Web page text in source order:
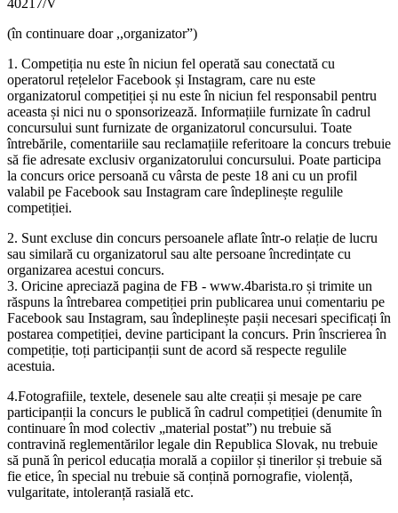
(în continuare doar ,,organizator”)
1. Competiția nu este în niciun fel operată sau conectată cu
operatorul rețelelor Facebook și Instagram, care nu este
organizatorul competiției și nu este în niciun fel responsabil pentru
aceasta și nici nu o sponsorizează. Informațiile furnizate în cadrul
concursului sunt furnizate de organizatorul concursului. Toate
întrebările, comentariile sau reclamațiile referitoare la concurs trebuie
să fie adresate exclusiv organizatorului concursului. Poate participa
la concurs orice persoană cu vârsta de peste 18 ani cu un profil
valabil pe Facebook sau Instagram care îndeplinește regulile
competiției.
2. Sunt excluse din concurs persoanele aflate într-o relație de lucru
sau similară cu organizatorul sau alte persoane încredințate cu
organizarea acestui concurs.
3. Oricine apreciază pagina de FB - www.4barista.ro și trimite un
răspuns la întrebarea competiției prin publicarea unui comentariu pe
Facebook sau Instagram, sau îndeplinește pașii necesari specificați în
postarea competiției, devine participant la concurs. Prin înscrierea în
competiție, toți participanții sunt de acord să respecte regulile
acestuia.
4.Fotografiile, textele, desenele sau alte creații și mesaje pe care
participanții la concurs le publică în cadrul competiției (denumite în
continuare în mod colectiv „material postat”) nu trebuie să
contravină reglementărilor legale din Republica Slovak, nu trebuie
să pună în pericol educația morală a copiilor și tinerilor și trebuie să
fie etice, în special nu trebuie să conțină pornografie, violență,
vulgaritate, intoleranță rasială etc.